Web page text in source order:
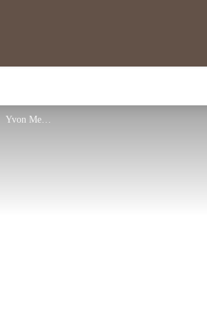
Yvon Meyer